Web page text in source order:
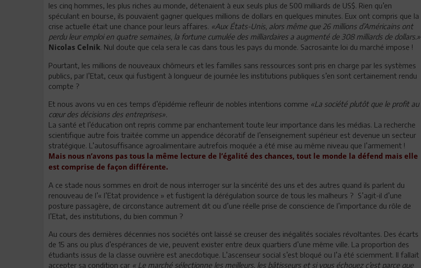
les cinq hommes, les plus riches au monde, détenaient à eux seuls plus de 500 milliards de US$. Rien qu’en
spéculant en bourse, ils pouvaient gagner quelques millions de dollars en quelques minutes. Eux ont compris que la
crise actuelle était une chance pour leurs affaires. «Aux États-Unis, alors même que 26 millions d’Américains ont
perdu leur emploi en quatre semaines, la fortune cumulée des milliardaires a augmenté de 308 milliards de dollars.»
Nicolas Celnik. Nul doute que cela sera le cas dans tous les pays du monde. Sacrosainte loi du marché impose !
Pourtant, les millions de nouveaux chômeurs et les familles sans ressources sont pris en charge par les systèmes
publics, par l’Etat, ceux qui fustigent à longueur de journée les institutions publiques s’en sont certainement rendu
compte ?
Et nous avons vu en ces temps d’épidémie refleurir de nobles intentions comme «La société plutôt que le profit au
cœur des décisions des entreprises».
La santé et l’éducation ont repris comme par enchantement toute leur importance dans les médias. La recherche
scientifique autre fois traitée comme un appendice décoratif de l’enseignement supérieur est devenue un secteur
stratégique. L’autosuffisance agroalimentaire autrefois moquée a été mise au même niveau que l’armement !
Mais nous n’avons pas tous la même lecture de l’égalité des chances, tout le monde la défend mais elle
est comprise de façon différente.
A ce stade nous sommes en droit de nous interroger sur la sincérité des uns et des autres quand ils parlent du
renouveau de l’« l’Etat providence » et fustigent la dérégulation source de tous les malheurs ? S’agit-il d’une
posture passagère, de circonstance autrement dit ou d’une réelle prise de conscience de l’importance du rôle de
l’Etat, des institutions, du bien commun ?
Au cours des dernières décennies nos sociétés ont laissé se creuser des inégalités sociales révoltantes. Des écarts
de 15 ans ou plus d’espérances de vie, peuvent exister entre deux quartiers d’une même ville. La proportion des
étudiants issus de la classe ouvrière est anecdotique. L’ascenseur social s’est bloqué ou l’a été sciemment. Il fallait
accepter sa condition car « Le marché sélectionne les meilleurs, les bâtisseurs et si vous échouez c’est parce que